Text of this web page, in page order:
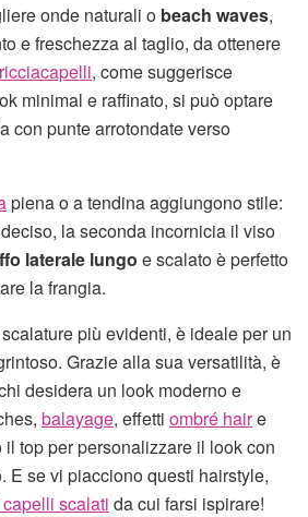
onde naturali o beach waves,
e freschezza al taglio, da ottenere
, come suggerisce
minimal e raffinato, si può optare
con punte arrotondate verso
piena o a tendina aggiungono stile:
la seconda incornicia il viso
laterale lungo e scalato è perfetto
la frangia.
più evidenti, è ideale per un
Grazie alla sua versatilità, è
desidera un look moderno e
balayage, effetti ombré haire
il top per personalizzare il look con
E se vi piacciono questi hairstyle,
scalati da cui farsi ispirare!